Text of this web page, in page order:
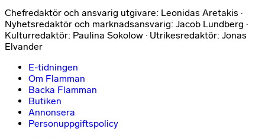
Chefredaktör och ansvarig utgivare: Leonidas Aretakis ·
Nyhetsredaktör och marknadsansvarig: Jacob Lundberg ·
Kulturredaktör: Paulina Sokolow · Utrikesredaktör: Jonas
Elvander
E-tidningen
Om Flamman
Backa Flamman
Butiken
Annonsera
Personuppgiftspolicy